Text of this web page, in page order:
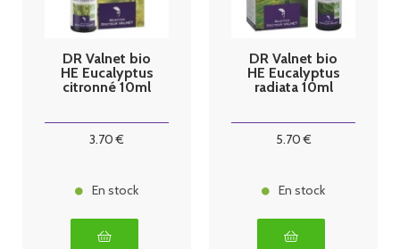
DR Valnet bio
HE Eucalyptus
citronné 10ml
3.70 €
En stock
DR Valnet bio
HE Eucalyptus
radiata 10ml
5.70€
En stock